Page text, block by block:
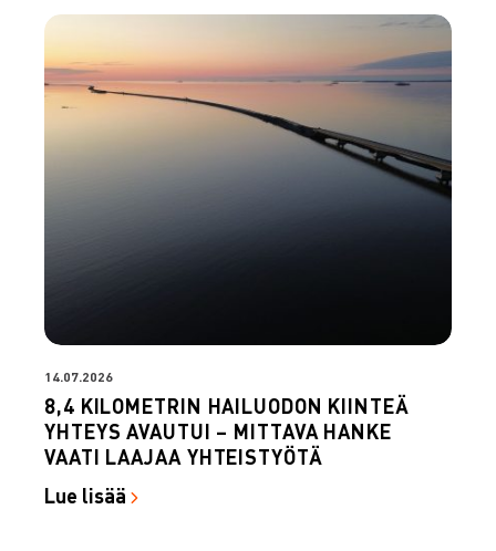
14.07.2026
8,4 KILOMETRIN HAILUODON KIINTEÄ
YHTEYS AVAUTUI – MITTAVA HANKE
VAATI LAAJAA YHTEISTYÖTÄ
Lue lisää